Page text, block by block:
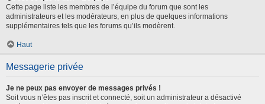
Cette page liste les membres de l’équipe du forum que sont les
administrateurs et les modérateurs, en plus de quelques informations
supplémentaires tels que les forums qu’ils modèrent.
Haut
Messagerie privée
Je ne peux pas envoyer de messages privés !
Soit vous n’êtes pas inscrit et connecté, soit un administrateur a désactivé